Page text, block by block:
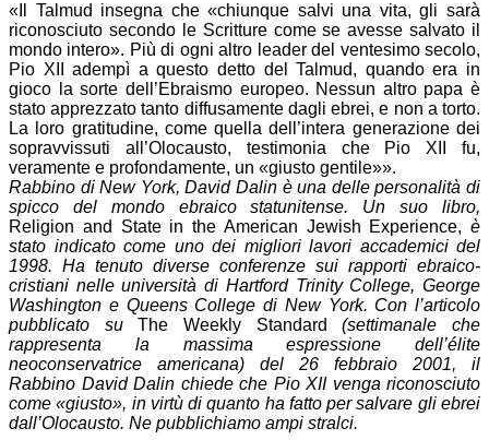
«Il Talmud insegna che «chiunque salvi una vita, gli sarà
riconosciuto secondo le Scritture come se avesse salvato il
mondo intero». Più di ogni altro leader del ventesimo secolo,
Pio XII adempì a questo detto del Talmud, quando era in
gioco la sorte dell’Ebraismo europeo. Nessun altro papa è
stato apprezzato tanto diffusamente dagli ebrei, e non a torto.
La loro gratitudine, come quella dell’intera generazione dei
sopravvissuti all’Olocausto, testimonia che Pio XII fu,
veramente e profondamente, un «giusto gentile»».
Rabbino di New York, David Dalin è una delle personalità di
spicco del mondo ebraico statunitense. Un suo libro,
Religion and State in the American Jewish Experience, è
stato indicato come uno dei migliori lavori accademici del
1998. Ha tenuto diverse conferenze sui rapporti ebraico-
cristiani nelle università di Hartford Trinity College, George
Washington e Queens College di New York. Con l’articolo
pubblicato suThe Weekly Standard(settimanale che
rappresenta la massima espressione dell’élite
neoconservatrice americana) del 26 febbraio 2001, il
Rabbino David Dalin chiede che Pio XII venga riconosciuto
come «giusto», in virtù di quanto ha fatto per salvare gli ebrei
dall’Olocausto. Ne pubblichiamo ampi stralci.